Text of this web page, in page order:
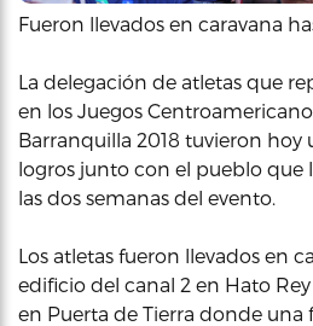
Fueron llevados en caravana
La delegación de atletas que
en los Juegos
Barranquilla 2018 tuvieron hoy
logros junto con el pueblo que
las dos semanas del evento.
Los atletas fueron llevados en
edificio del canal 2 en Hato
en Puerta de Tierra donde una